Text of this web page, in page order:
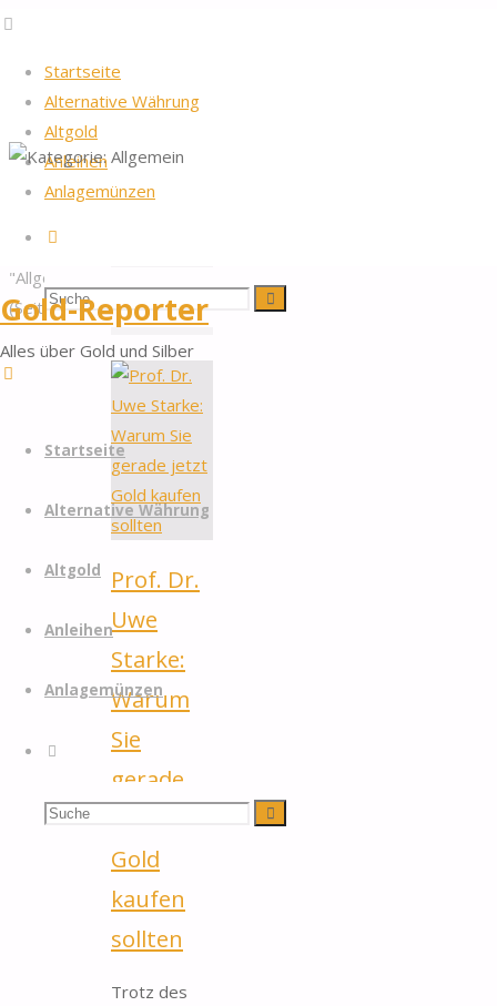
Startseite
Alternative Währung
Altgold
Anleihen
Anlagemünzen
Suchen
nach:
Suche
Gold-Reporter
Alles über Gold und Silber
Startseite
Alternative Währung
Altgold
Anleihen
Anlagemünzen
Suchen Suche
Startseite
Archiv
Kategorie
"Allgemein"
(Seite 3)
Allgemein
Prof. Dr.
Uwe
Starke:
Warum
Sie
gerade
Gold
kaufen
sollten
Trotz des